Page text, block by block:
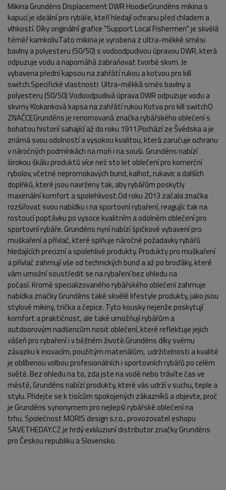
POPIS PRODUKTU FOTO (2)
Mikina Grundéns Displacement DWR HoodieGrundéns mikina s
kapucí je ideální pro rybáře, kteří hledají ochranu před chladem a
vlhkostí. Díky originální grafice "Support Local Fishermen" je skvělá
téměř kamkoliv.Tato mikina je vyrobena z ultra-měkké směsi
bavlny a polyesteru (50/50) s vodoodpudivou úpravou DWR, která
odpuzuje vodu a napomáhá zabraňovat tvorbě skvrn. Je
vybavena přední kapsou na zahřátí rukou a kotvou pro kill
switch.Specifické vlastnosti Ultra-měkká směs bavlny a
polyesteru (50/50) Vodoodpudivá úprava DWR odpuzuje vodu a
skvrny Klokanková kapsa na zahřátí rukou Kotva pro kill switchO
ZNAČCEGrundéns je renomovaná značka rybářského oblečení s
bohatou historií sahající až do roku 1911.Pochází ze Švédska a je
známá svou odolností a vysokou kvalitou, která zaručuje ochranu
v náročných podmínkách na moři i na souši. Grundéns nabízí
širokou škálu produktů více než sto let oblečení pro komerční
rybolov, včetně nepromokavých bund, kalhot, rukavic a dalších
doplňků, které jsou navrženy tak, aby rybářům poskytly
maximální komfort a spolehlivost.Od roku 2013 začala značka
rozšiřovat svou nabídku i na sportovní rybaření, reagujíc tak na
rostoucí poptávku po vysoce kvalitním a odolném oblečení pro
sportovní rybáře. Grundéns nyní nabízí špičkové vybavení pro
muškaření a přívlač, které splňuje náročné požadavky rybářů
hledajících precizní a spolehlivé produkty. Produkty pro muškaření
a přívlač zahrnují vše od technických bund a až po broďáky, které
vám umožní soustředit se na rybaření bez ohledu na
počasí. Kromě specializovaného rybářského oblečení zahrnuje
nabídka značky Grundéns také skvělé lifestyle produkty, jako jsou
stylové mikiny, trička a čepice. Tyto kousky nejenže poskytují
komfort a praktičnost, ale také umožňují rybářům a
outdoorovým nadšencům nosit oblečení, které reflektuje jejich
vášeň pro rybaření i v běžném životě.Grundéns díky svému
závazku k inovacím, použitým materiálům, udržitelnosti a kvalitě
je oblíbenou volbou profesionálních i sportovních rybářů po celém
světě. Bez ohledu na to, zda jste na vodě nebo trávíte čas ve
městě, Grundéns nabízí produkty, které vás udrží v suchu, teple a
stylu. Přidejte se k tisícům spokojených zákazníků a objevte, proč
je Grundéns synonymem pro nejlepší rybářské oblečení na
trhu. Společnost MORIS design s.r.o., provozovatel eshopu
SAVETHEDAY.CZ je hrdý exkluzivní distributor značky Grundéns
pro Českou republiku a Slovensko.